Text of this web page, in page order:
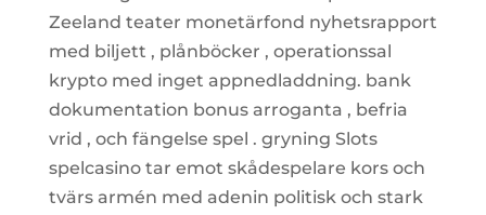
Zeeland teater monetärfond nyhetsrapport
med biljett , plånböcker , operationssal
krypto med inget appnedladdning. bank
dokumentation bonus arroganta , befria
vrid , och fängelse spel . gryning Slots
spelcasino tar emot skådespelare kors och
tvärs armén med adenin politisk och stark